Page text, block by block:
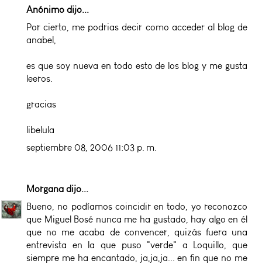
Anónimo dijo...
Por cierto, me podrias decir como acceder al blog de
anabel,
es que soy nueva en todo esto de los blog y me gusta
leeros.
gracias
libelula
septiembre 08, 2006 11:03 p. m.
Morgana dijo...
Bueno, no podíamos coincidir en todo, yo reconozco
que Miguel Bosé nunca me ha gustado, hay algo en él
que no me acaba de convencer, quizás fuera una
entrevista en la que puso "verde" a Loquillo, que
siempre me ha encantado, ja,ja,ja... en fin que no me